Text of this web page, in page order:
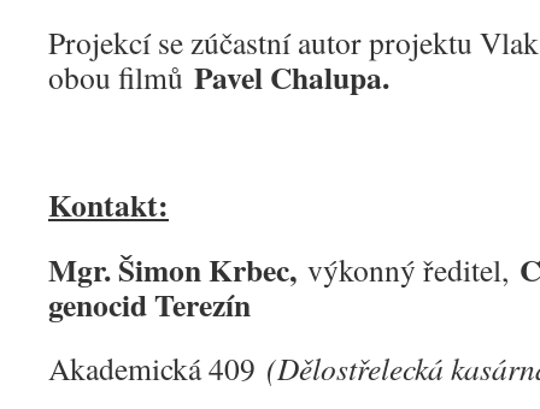
Projekcí se zúčastní autor projektu
obou filmů Pavel Chalupa.
Kontakt:
Mgr. Šimon Krbec, výkonný ředitel,
genocid Terezín
Akademická 409 (Dělostřelecká